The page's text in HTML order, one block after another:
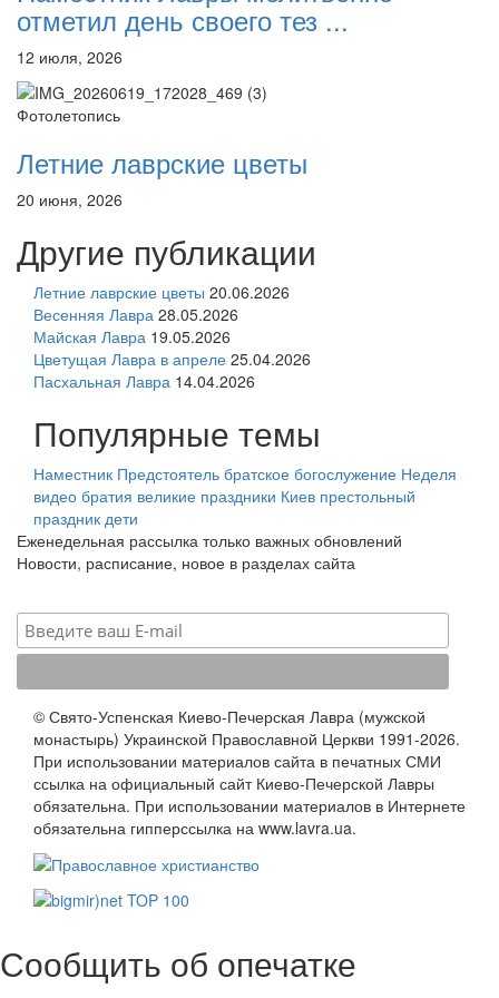
отметил день своего тез ...
12 июля, 2026
Фотолетопись
Летние лаврские цветы
20 июня, 2026
Другие публикации
Летние лаврские цветы 20.06.2026
Весенняя Лавра 28.05.2026
Майская Лавра 19.05.2026
Цветущая Лавра в апреле 25.04.2026
Пасхальная Лавра 14.04.2026
Популярные темы
Наместник Предстоятель братское богослужение Неделя
видео братия великие праздники Киев престольный
праздник дети
Еженедельная рассылка только важных обновлений
Новости, расписание, новое в разделах сайта
© Свято-Успенская Киево-Печерская Лавра (мужской
монастырь) Украинской Православной Церкви 1991-2026.
При использовании материалов сайта в печатных СМИ
ссылка на официальный сайт Киево-Печерской Лавры
обязательна. При использовании материалов в Интернете
обязательна гипперссылка на www.lavra.ua.
Сообщить об опечатке